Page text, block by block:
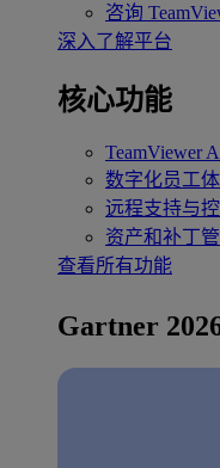
咨询
深入了解平台
核心功能
TeamViewer
数字化员工
远程支持与控
资产和补丁
查看所有功能
Gartner